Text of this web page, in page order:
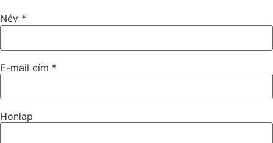
Név *
E-mail cím *
Honlap